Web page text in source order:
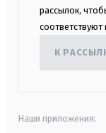
рассылок,
К
Наши приложения: